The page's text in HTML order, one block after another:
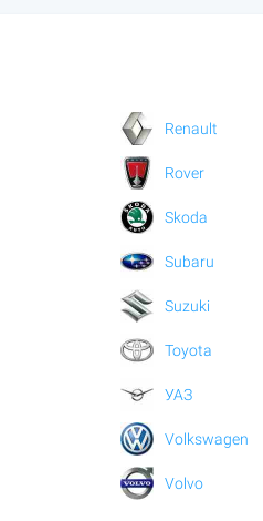
Renault
Rover
Skoda
Subaru
Suzuki
Toyota
УАЗ
Volkswagen
Volvo